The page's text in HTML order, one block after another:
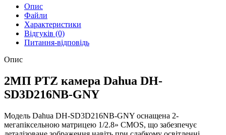
Опис
Файли
Характеристики
Відгуків (0)
Питання-відповідь
Опис
2МП PTZ камера Dahua DH-
SD3D216NB-GNY
Модель Dahua DH-SD3D216NB-GNY оснащена 2-
мегапіксельною матрицею 1/2.8» CMOS, що забезпечує